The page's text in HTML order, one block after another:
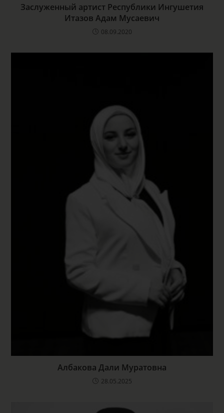
Заслуженный артист Республики Ингушетия
Итазов Адам Мусаевич
08.09.2020
Албакова Дали Муратовна
28.05.2025